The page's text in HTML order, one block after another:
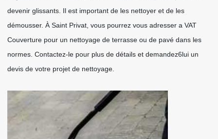
devenir glissants. Il est important de les nettoyer et de les
démousser. À Saint Privat, vous pourrez vous adresser a VAT
Couverture pour un nettoyage de terrasse ou de pavé dans les
normes. Contactez-le pour plus de détails et demandez6lui un
devis de votre projet de nettoyage.